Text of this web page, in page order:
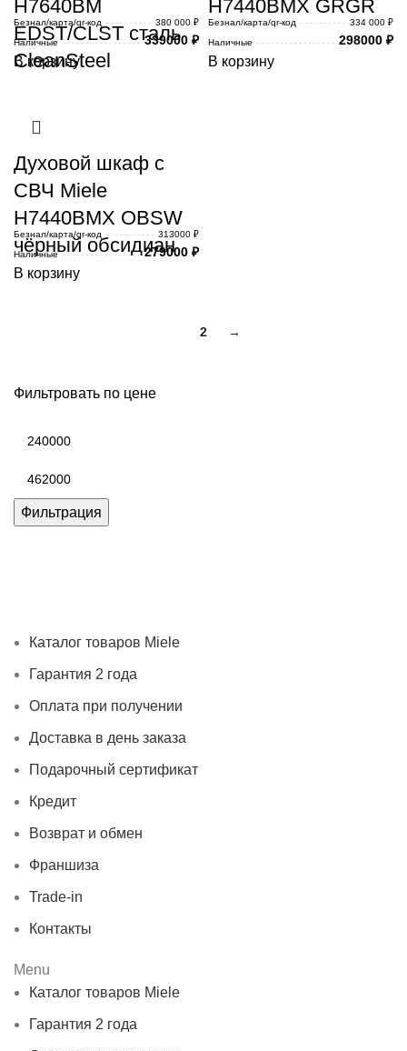
Фильтровать по цене
Фильтрация
H7640BM
EDST/CLST сталь
CleanSteel
Безнал/карта/qr-код
380 000 ₽
Наличные
339000 ₽
В корзину
H7440BMX GRGR
Безнал/карта/qr-код
334 000 ₽
Наличные
298000 ₽
В корзину
Духовой шкаф с
СВЧ Miele
H7440BMX OBSW
чёрный обсидиан
Безнал/карта/qr-код
313000 ₽
Наличные
279000 ₽
В корзину
2 →
Каталог товаров Miele
Гарантия 2 года
Оплата при получении
Доставка в день заказа
Подарочный сертификат
Кредит
Возврат и обмен
Франшиза
Trade-in
Контакты
Menu
Каталог товаров Miele
Гарантия 2 года